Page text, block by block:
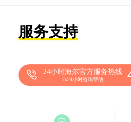
服务支持
24小时海尔官方服务热线
7x24小时咨询帮助